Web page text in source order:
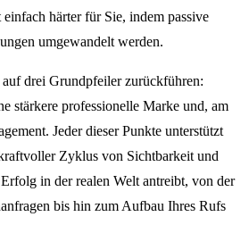
härter für Sie, indem passive
umgewandelt werden.
drei Grundpfeiler zurückführen:
stärkere professionelle Marke und, am
Jeder dieser Punkte unterstützt
Zyklus von Sichtbarkeit und
in der realen Welt antreibt, von der
bis hin zum Aufbau Ihres Rufs